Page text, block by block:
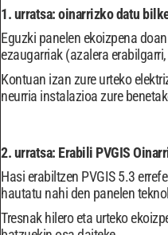
1. urratsa: oinarrizko datu
Eguzki panelen ekoizpena
ezaugarriak (azalera
Kontuan izan zure urteko
neurria instalazioa zure
2. urratsa: Erabili PVGIS
Hasi erabiltzen PVGIS 5.3
hautatu nahi den panelen
Tresnak hilero eta urteko